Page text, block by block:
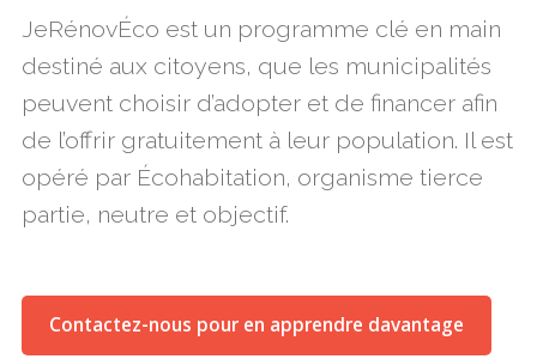
JeRénovÉco est un programme clé en main
destiné aux citoyens, que les municipalités
peuvent choisir d’adopter et de financer afin
de l’offrir gratuitement à leur population. Il est
opéré par Écohabitation, organisme tierce
partie, neutre et objectif.
Contactez-nous pour en apprendre davantage